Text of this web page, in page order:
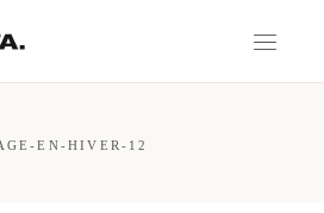
EN-HIVER-12